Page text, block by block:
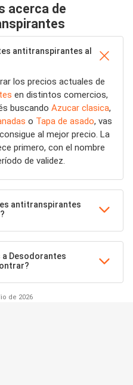
acerca de
antitranspirantes al
los precios actuales de
en distintos comercios,
buscando Azucar clasica,
o Tapa de asado, vas
al mejor precio. La
primero, con el nombre
de validez.
antitranspirantes
Desodorantes
de 2026